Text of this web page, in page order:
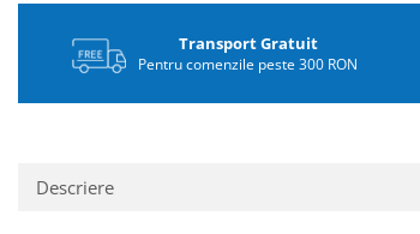
Transport Gratuit
Pentru comenzile peste 300 RON
Descriere